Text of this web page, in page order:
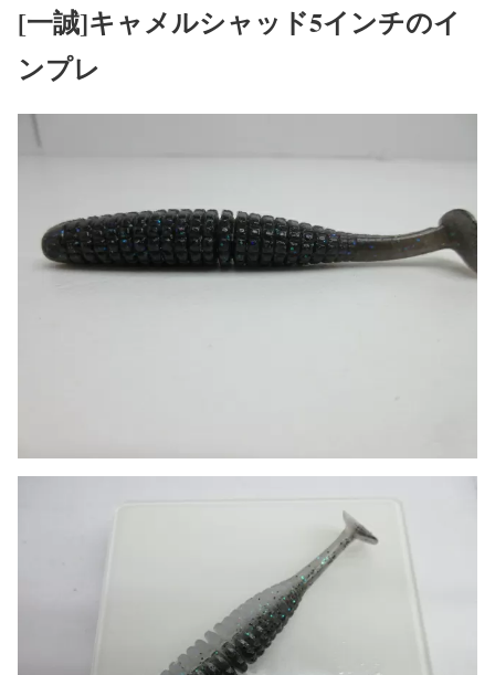
[一誠]キャメルシャッド5インチのイ
ンプレ